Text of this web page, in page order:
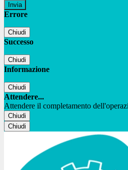
Errore
Chiudi
Successo
Chiudi
Informazione
Chiudi
Attendere...
Attendere il completamento
Chiudi
Chiudi